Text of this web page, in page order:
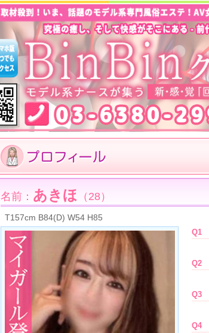
名前： あきほ （28）
T157cm B84(D) W54 H85
Q1
Q2
Q3
Q4